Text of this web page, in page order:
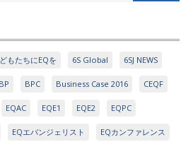
もたちにEQを 6S Global 6SJ NEWS
BPC Business Case 2016 CEQF
EQAC EQE1 EQE2 EQPC
EQエバンジェリスト EQカンファレンス